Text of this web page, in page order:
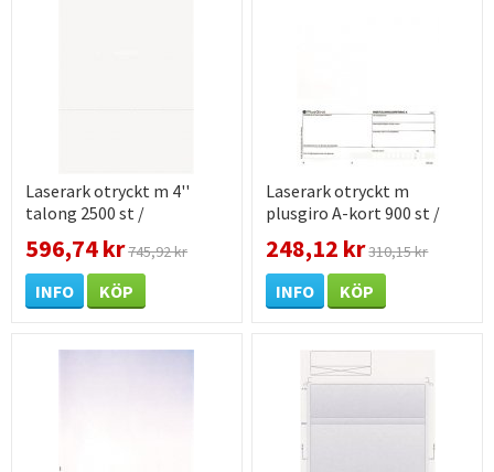
Laserark otryckt m 4''
talong 2500 st /
förpackning
596,74 kr745,92 kr
INFO KÖP
Laserark otryckt m
plusgiro A-kort 900 st /
förpackning
248,12 kr310,15 kr
INFO KÖP